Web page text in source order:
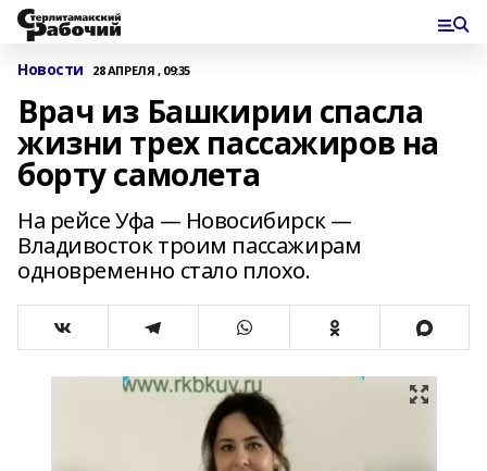
Новости 28 АПРЕЛЯ , 09:35
Врач из Башкирии спасла
жизни трех пассажиров на
борту самолета
На рейсе Уфа — Новосибирск —
Владивосток троим пассажирам
одновременно стало плохо.